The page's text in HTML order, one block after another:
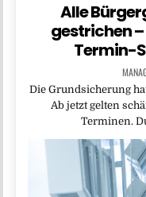
Alle
gestrichen
Termin-
Die Grundsicherung
Ab jetzt gelten
Terminen.